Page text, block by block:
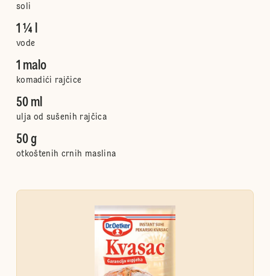
soli
1 ¼ l
vode
1 malo
komadići rajčice
50 ml
ulja od sušenih rajčica
50 g
otkoštenih crnih maslina